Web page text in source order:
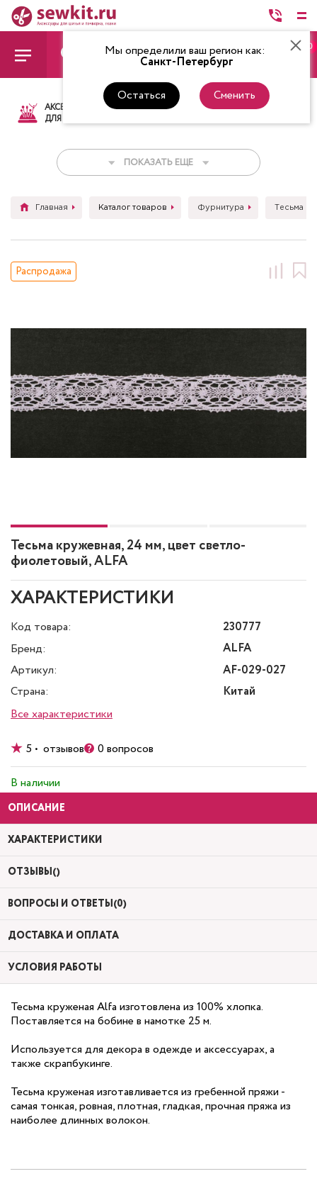
Мы определили ваш регион как:
Санкт-Петербург
Остаться Сменить
0
АКСЕССУАРЫ
ДЛЯ ШИТЬЯ
ТКАНИ НИТКИ
ПОКАЗАТЬ ЕЩЕ
Главная Каталог товаров Фурнитура Тесьма
Тесьма кружевная, 24 мм, цвет светло-
фиолетовый, ALFA
Распродажа
ХАРАКТЕРИСТИКИ
Код товара:
230777
Бренд:
ALFA
Артикул:
AF-029-027
Страна:
Китай
Все характеристики
5 • отзывов 0 вопросов
В наличии
ОПИСАНИЕ
ХАРАКТЕРИСТИКИ
ОТЗЫВЫ()
ВОПРОСЫ И ОТВЕТЫ(0)
ДОСТАВКА И ОПЛАТА
УСЛОВИЯ РАБОТЫ
Тесьма круженая Alfa изготовлена из 100% хлопка.
Поставляется на бобине в намотке 25 м.
Используется для декора в одежде и аксессуарах, а
также скрапбукинге.
Тесьма круженая изготавливается из гребенной пряжи -
самая тонкая, ровная, плотная, гладкая, прочная пряжа из
наиболее длинных волокон.